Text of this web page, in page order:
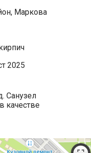
Маркова
2025
Санузел
качестве